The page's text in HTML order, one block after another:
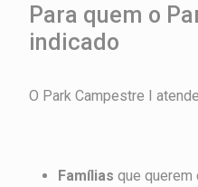
Para quem o
indicado
O Park Campestre I
Famílias que querem